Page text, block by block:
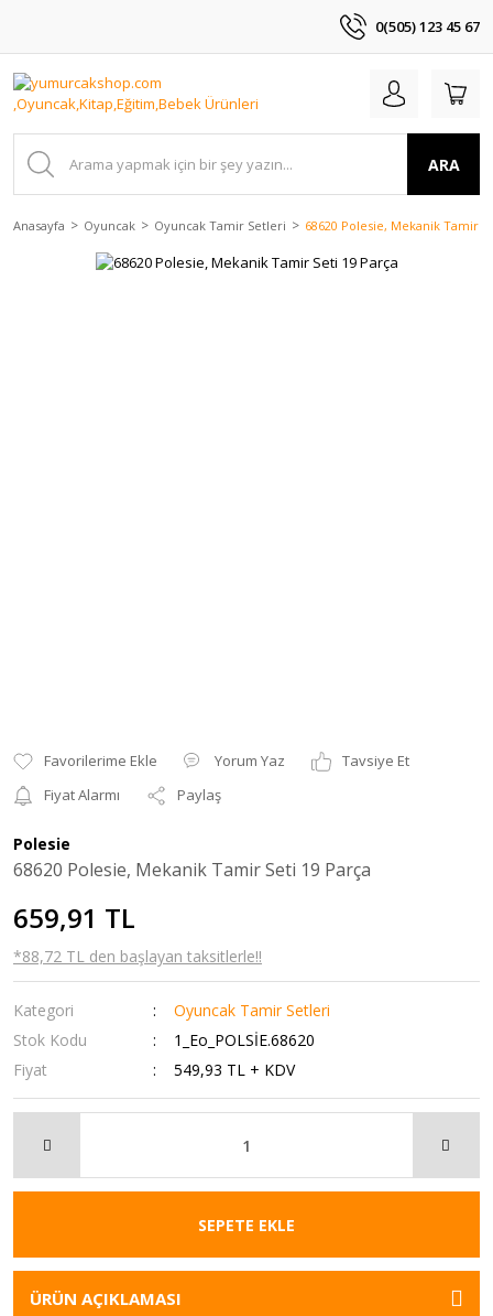
0(505) 123 45 67
ARA
Anasayfa Oyuncak Oyuncak Tamir Setleri 68620 Polesie, Mekanik Tamir
Yorum Yaz
Tavsiye Et
Fiyat Alarmı
Paylaş
Polesie
68620 Polesie, Mekanik Tamir Seti 19 Parça
659,91 TL
*88,72 TL den başlayan taksitlerle!!
Kategori
Oyuncak Tamir Setleri
Stok Kodu
1_Eo_POLSİE.68620
Fiyat
549,93 TL + KDV
SEPETE EKLE
ÜRÜN AÇIKLAMASI